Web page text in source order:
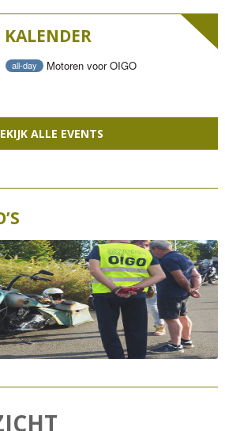
KALENDER
all-day Motoren voor OIGO
ALLE EVENTS